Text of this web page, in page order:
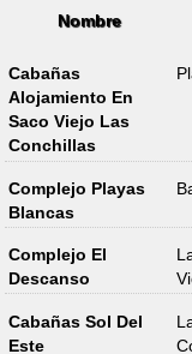
Nombre
Cabañas
Alojamiento En
Saco Viejo Las
Conchillas
Complejo Playas
Blancas
Complejo El
Descanso
Cabañas Sol Del
Este